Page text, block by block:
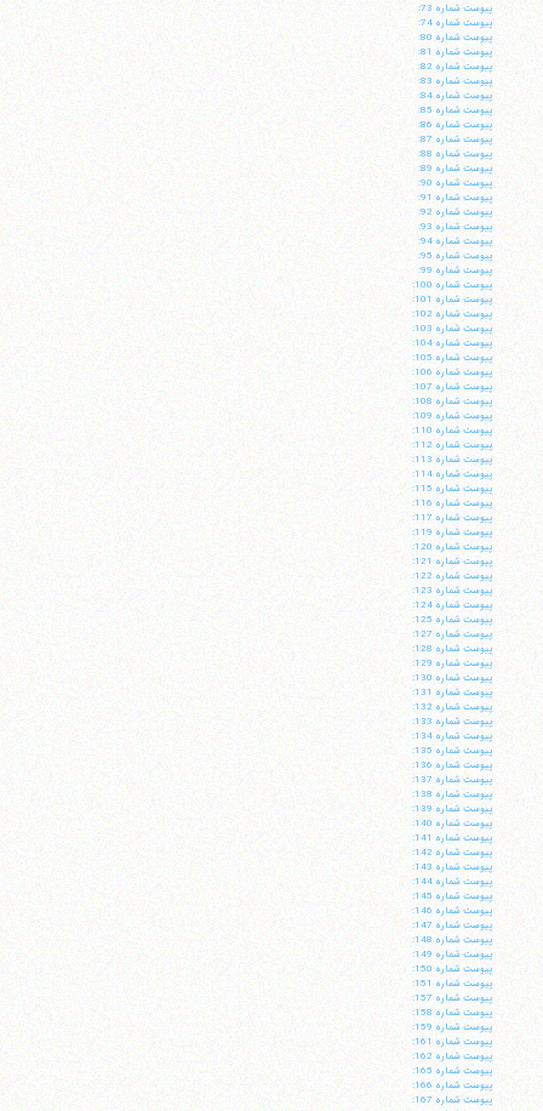
پيوست شماره 73:
پيوست شماره 74:
پيوست شماره 80:
پيوست شماره 81:
پيوست شماره 82:
پيوست شماره 83:
پيوست شماره 84:
پيوست شماره 85:
پيوست شماره 86:
پيوست شماره 87:
پيوست شماره 88:
پيوست شماره 89:
پيوست شماره 90:
پيوست شماره 91:
پيوست شماره 92:
پيوست شماره 93:
پيوست شماره 94:
پيوست شماره 95:
پيوست شماره 99:
پيوست شماره 100:
پيوست شماره 101:
پيوست شماره 102:
پيوست شماره 103:
پيوست شماره 104:
پيوست شماره 105:
پيوست شماره 106:
پيوست شماره 107:
پيوست شماره 108:
پيوست شماره 109:
پيوست شماره 110:
پيوست شماره 112:
پيوست شماره 113:
پيوست شماره 114:
پيوست شماره 115:
پيوست شماره 116:
پيوست شماره 117:
پيوست شماره 119:
پيوست شماره 120:
پيوست شماره 121:
پيوست شماره 122:
پيوست شماره 123:
پيوست شماره 124:
پيوست شماره 125:
پيوست شماره 127:
پيوست شماره 128:
پيوست شماره 129:
پيوست شماره 130:
پيوست شماره 131:
پيوست شماره 132:
پيوست شماره 133:
پيوست شماره 134:
پيوست شماره 135:
پيوست شماره 136:
پيوست شماره 137:
پيوست شماره 138:
پيوست شماره 139:
پيوست شماره 140:
پيوست شماره 141:
پيوست شماره 142:
پيوست شماره 143:
پيوست شماره 144:
پيوست شماره 145:
پيوست شماره 146:
پيوست شماره 147:
پيوست شماره 148:
پيوست شماره 149:
پيوست شماره 150:
پيوست شماره 151:
پيوست شماره 157:
پيوست شماره 158:
پيوست شماره 159:
پيوست شماره 161:
پيوست شماره 162:
پيوست شماره 165:
پيوست شماره 166:
پيوست شماره 167: